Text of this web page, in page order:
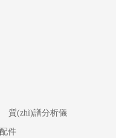
質(zhì)譜分析儀
配件